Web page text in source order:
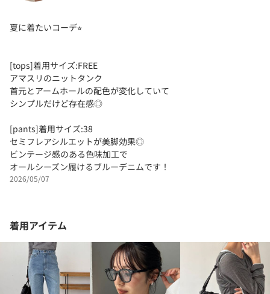
夏に着たいコーデ⭐︎
[tops]着用サイズ:FREE
アマスリのニットタンク
首元とアームホールの配色が変化していて
シンプルだけど存在感◎
[pants]着用サイズ:38
セミフレアシルエットが美脚効果◎
ビンテージ感のある色味加工で
オールシーズン履けるブルーデニムです！
2026/05/07
着用アイテム